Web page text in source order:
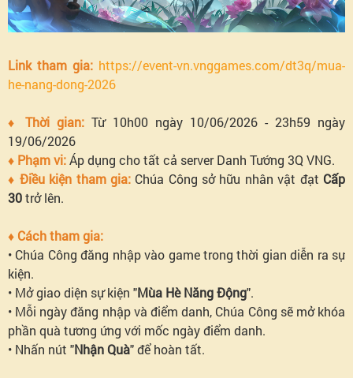
Link tham gia: https://event-vn.vnggames.com/dt3q/mua-
he-nang-dong-2026
♦ Thời gian: Từ 10h00 ngày 10/06/2026 - 23h59 ngày
19/06/2026
♦ Phạm vi:Áp dụng cho tất cả server Danh Tướng 3Q VNG.
♦ Điều kiện tham gia:Chúa Công sở hữu nhân vật đạt Cấp
30trở lên.
♦ Cách tham gia:
• Chúa Công đăng nhập vào game trong thời gian diễn ra sự
kiện.
• Mở giao diện sự kiện "Mùa Hè Năng Động".
• Mỗi ngày đăng nhập và điểm danh, Chúa Công sẽ mở khóa
phần quà tương ứng với mốc ngày điểm danh.
• Nhấn nút "Nhận Quà" để hoàn tất.